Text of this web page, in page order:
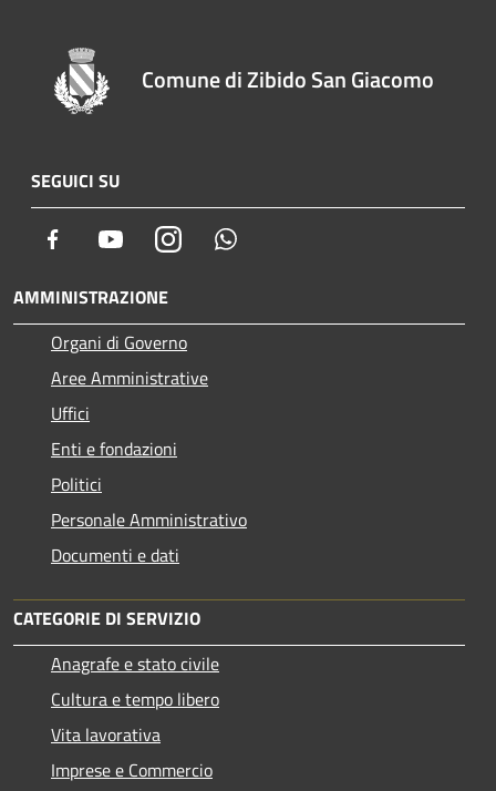
Comune di Zibido San Giacomo
SEGUICI SU
Facebook YoutubeInstagram
AMMINISTRAZIONE
Organi di Governo
Aree Amministrative
Uffici
Enti e fondazioni
Politici
Personale Amministrativo
Documenti e dati
CATEGORIE DI SERVIZIO
Anagrafe e stato civile
Cultura e tempo libero
Vita lavorativa
Imprese e Commercio